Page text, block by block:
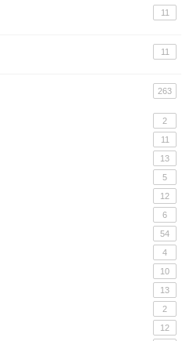
11
11
263
2
11
13
5
12
6
54
4
10
13
2
12